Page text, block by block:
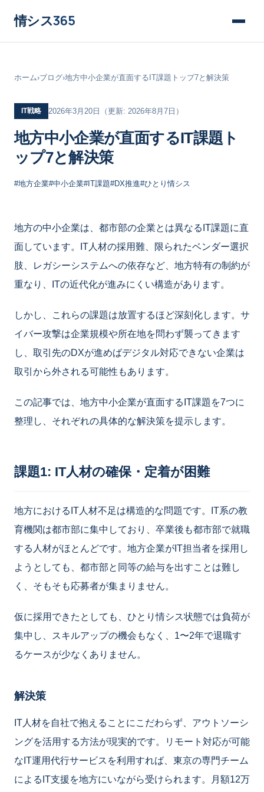
情シス365
ホーム›ブログ›地方中小企業が直面するIT課題トップ7と解決策
IT戦略 2026年3月20日 （更新: 2026年8月7日）
地方中小企業が直面するIT課題ト
ップ7と解決策
#地方企業#中小企業#IT課題#DX推進#ひとり情シス
地方の中小企業は、都市部の企業とは異なるIT課題に直
面しています。IT人材の採用難、限られたベンダー選択
肢、レガシーシステムへの依存など、地方特有の制約が
重なり、ITの近代化が進みにくい構造があります。
しかし、これらの課題は放置するほど深刻化します。サ
イバー攻撃は企業規模や所在地を問わず襲ってきます
し、取引先のDXが進めばデジタル対応できない企業は
取引から外される可能性もあります。
この記事では、地方中小企業が直面するIT課題を7つに
整理し、それぞれの具体的な解決策を提示します。
課題1: IT人材の確保・定着が困難
地方におけるIT人材不足は構造的な問題です。IT系の教
育機関は都市部に集中しており、卒業後も都市部で就職
する人材がほとんどです。地方企業がIT担当者を採用し
ようとしても、都市部と同等の給与を出すことは難し
く、そもそも応募者が集まりません。
仮に採用できたとしても、ひとり情シス状態では負荷が
集中し、スキルアップの機会もなく、1〜2年で退職す
るケースが少なくありません。
解決策
IT人材を自社で抱えることにこだわらず、アウトソーシ
ングを活用する方法が現実的です。リモート対応が可能
なIT運用代行サービスを利用すれば、東京の専門チーム
によるIT支援を地方にいながら受けられます。月額12万